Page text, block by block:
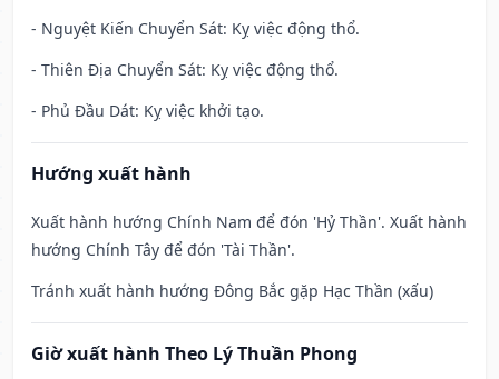
- Nguyệt Kiến Chuyển Sát: Kỵ việc động thổ.
- Thiên Địa Chuyển Sát: Kỵ việc động thổ.
- Phủ Đầu Dát: Kỵ việc khởi tạo.
Hướng xuất hành
Xuất hành hướng Chính Nam để đón 'Hỷ Thần'. Xuất hành
hướng Chính Tây để đón 'Tài Thần'.
Tránh xuất hành hướng Đông Bắc gặp Hạc Thần (xấu)
Giờ xuất hành Theo Lý Thuần Phong